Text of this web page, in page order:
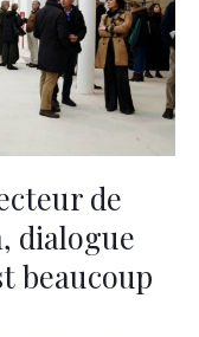
de
dialogue
beaucoup